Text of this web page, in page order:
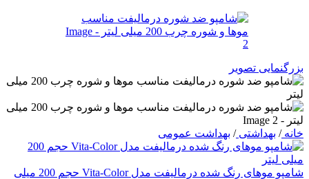
بزرگنمایی تصویر
خانه/ بهداشتی/ بهداشت عمومی
شامپو موهای رنگ شده درمالیفت مدل Vita-Color حجم 200 میلی